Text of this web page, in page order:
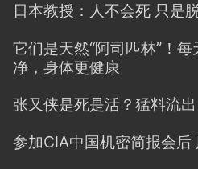
日本教授：人不会死 只是
它们是天然“阿司匹林”！
净，身体更健康
张又侠是死是活？猛料流出
参加CIA中国机密简报会后